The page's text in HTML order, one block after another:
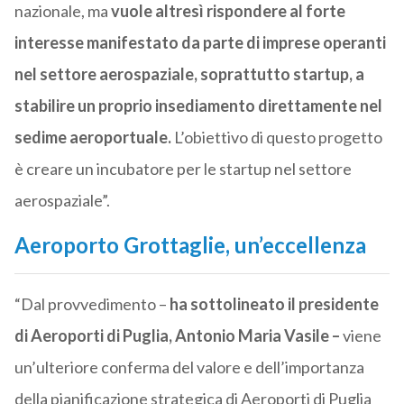
nazionale, mavuole altresì rispondere al forte
interesse manifestato da parte di imprese operanti
nel settore aerospaziale, soprattutto startup, a
stabilire un proprio insediamento direttamente nel
sedime aeroportuale.L’obiettivo di questo progetto
è creare un incubatore per le startup nel settore
aerospaziale”.
Aeroporto Grottaglie, un’eccellenza
“Dal provvedimento – ha sottolineato il presidente
di Aeroporti di Puglia, Antonio Maria Vasile –viene
un’ulteriore conferma del valore e dell’importanza
della pianificazione strategica di Aeroporti di Puglia